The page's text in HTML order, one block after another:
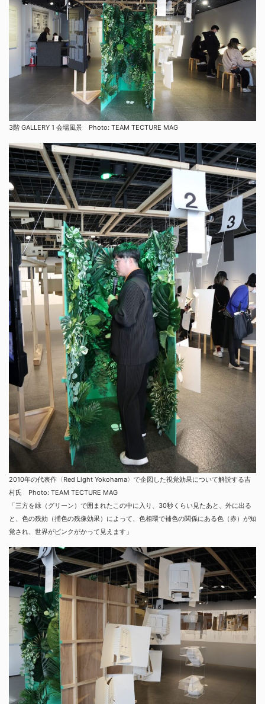
3階 GALLERY 1 会場風景 Photo: TEAM TECTURE MAG
2010年の代表作〈Red Light Yokohama〉で企図した視覚効果について解説する吉
村氏 Photo: TEAM TECTURE MAG
「三方を緑（グリーン）で囲まれたこの中に入り、30秒くらい見たあと、外に出る
と、色の残効（捕色の残像効果）によって、色相環で補色の関係にある色（赤）が知
覚され、世界がピンクがかって見えます」